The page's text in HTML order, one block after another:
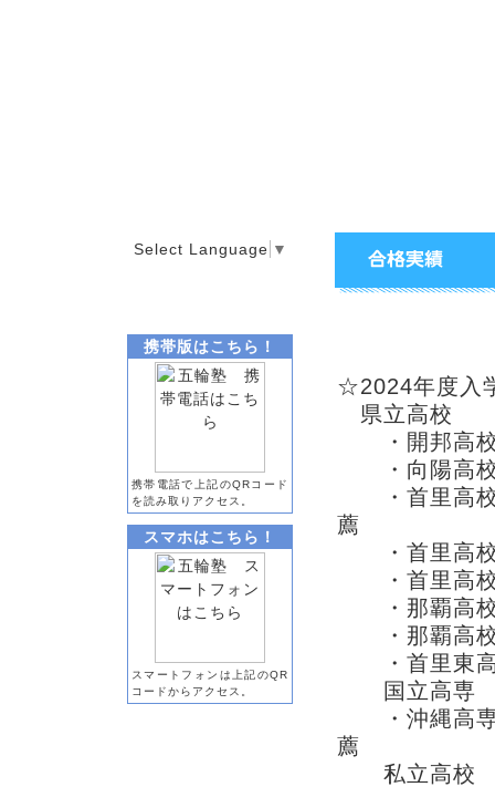
Select Language ▼
携帯版はこちら！
携帯電話で上記のQRコード
を読み取りアクセス。
スマホはこちら！
スマートフォンは上記のQR
コードからアクセス。
☆2024年度入
県立高校
・開邦高
・向陽高
・首里高
薦
・首里高
・首里高
・那覇
・那覇
・首里
国立高専
・沖縄高専
薦
私立高校